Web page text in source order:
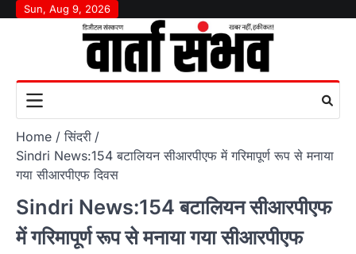
SkipSun, Aug 9, 2026
Home
सिंदरी
Sindri News:154 बटालियन सीआरपीएफ में गरिमापूर्ण रूप से मनाया
गया सीआरपीएफ दिवस
Sindri News:154 बटालियन सीआरपीएफ
में गरिमापूर्ण रूप से मनाया गया सीआरपीएफ